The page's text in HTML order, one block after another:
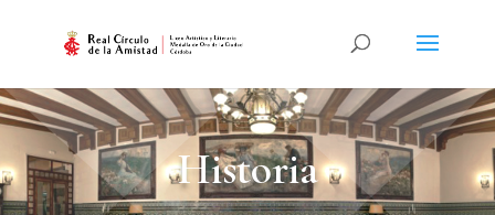
Historia